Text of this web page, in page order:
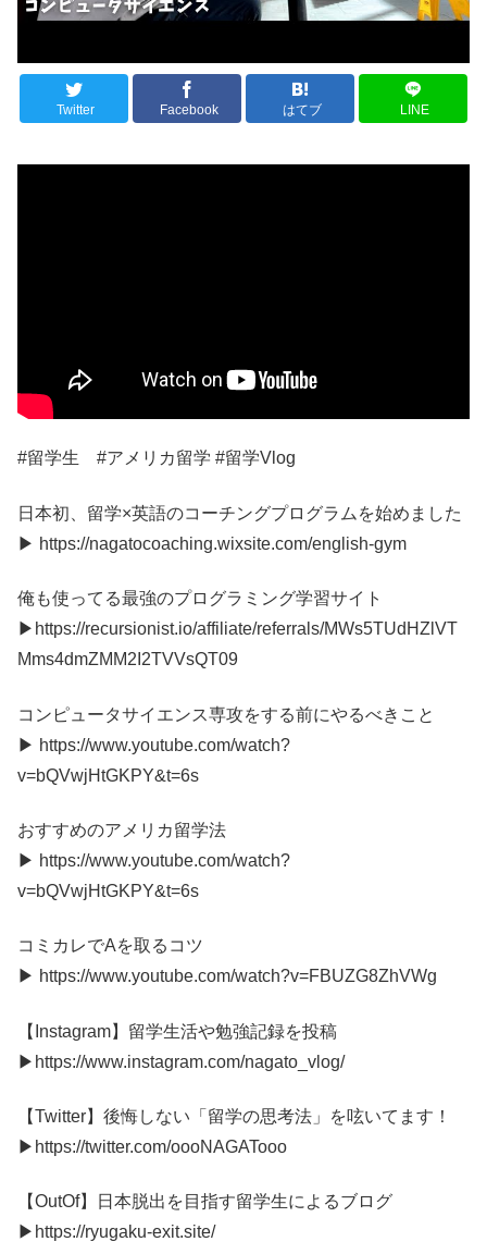
Twitter Facebook はてブ LINE
#留学生 #アメリカ留学 #留学Vlog
日本初、留学×英語のコーチングプログラムを始めました
▶︎ https://nagatocoaching.wixsite.com/english-gym
俺も使ってる最強のプログラミング学習サイト
▶︎https://recursionist.io/affiliate/referrals/MWs5TUdHZlVT
Mms4dmZMM2I2TVVsQT09
コンピュータサイエンス専攻をする前にやるべきこと
▶︎ https://www.youtube.com/watch?
v=bQVwjHtGKPY&t=6s
おすすめのアメリカ留学法
▶︎ https://www.youtube.com/watch?
v=bQVwjHtGKPY&t=6s
コミカレでAを取るコツ
▶︎ https://www.youtube.com/watch?v=FBUZG8ZhVWg
【Instagram】留学生活や勉強記録を投稿
▶︎https://www.instagram.com/nagato_vlog/
【Twitter】後悔しない「留学の思考法」を呟いてます！
▶︎https://twitter.com/oooNAGATooo
【OutOf】日本脱出を目指す留学生によるブログ
▶︎https://ryugaku-exit.site/